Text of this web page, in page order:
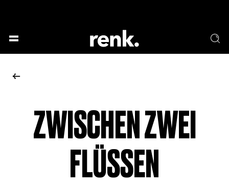
KEINE AUSWAHL
ZWISCHEN ZWEI
FLÜSSEN